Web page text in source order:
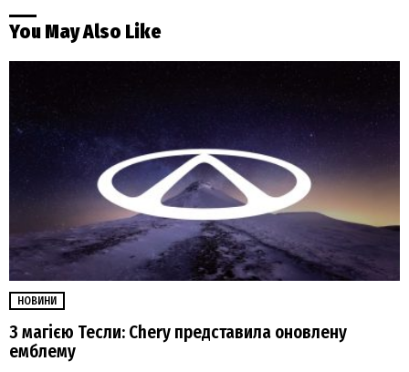
You May Also Like
НОВИНИ
З магією Тесли: Chery представила оновлену
емблему